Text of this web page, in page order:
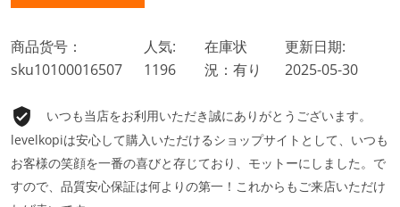
商品货号：
sku10100016507
人気:
1196
在庫状
況：有り
更新日期:
2025-05-30
いつも当店をお利用いただき誠にありがとうございます。
levelkopiは安心して購入いただけるショップサイトとして、いつも
お客様の笑顔を一番の喜びと存じており、モットーにしました。で
すので、品質安心保証は何よりの第一！これからもご来店いただけ